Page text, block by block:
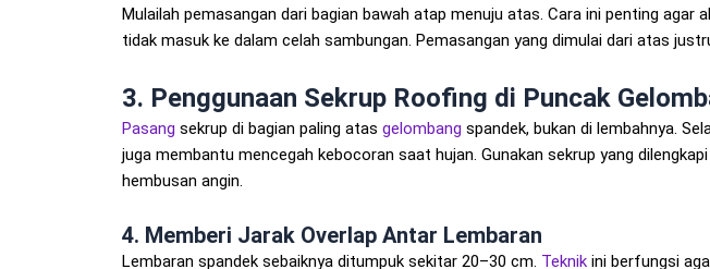
Mulailah pemasangan dari bagian bawah atap menuju atas. Cara ini penting agar
tidak masuk ke dalam celah sambungan. Pemasangan yang dimulai dari atas
3. Penggunaan Sekrup Roofing di Puncak
Pasang sekrup di bagian paling atas gelombang spandek, bukan di lembahnya.
juga membantu mencegah kebocoran saat hujan. Gunakan sekrup yang
hembusan angin.
4. Memberi Jarak Overlap Antar Lembaran
Lembaran spandek sebaiknya ditumpuk sekitar 20–30 cm. Teknik ini berfungsi